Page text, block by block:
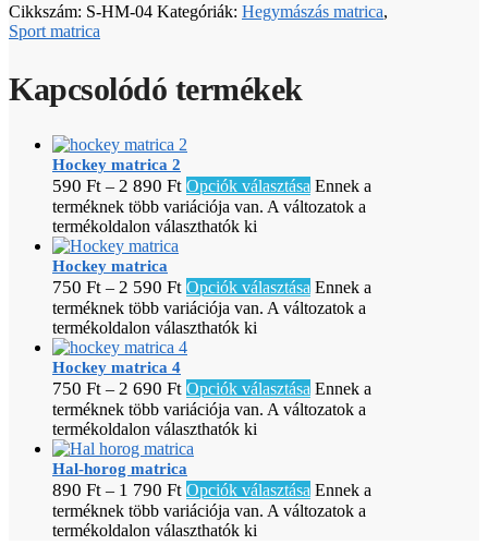
Cikkszám: S-HM-04 Kategóriák: Hegymászás matrica,
Sport matrica
Kapcsolódó termékek
Hockey matrica 2
590 Ft – 2 890 Ft Opciók választása Ennek a
terméknek több variációja van. A változatok a
termékoldalon választhatók ki
Hockey matrica
750 Ft – 2 590 Ft Opciók választása Ennek a
terméknek több variációja van. A változatok a
termékoldalon választhatók ki
Hockey matrica 4
750 Ft – 2 690 Ft Opciók választása Ennek a
terméknek több variációja van. A változatok a
termékoldalon választhatók ki
Hal-horog matrica
890 Ft – 1 790 Ft Opciók választása Ennek a
terméknek több variációja van. A változatok a
termékoldalon választhatók ki